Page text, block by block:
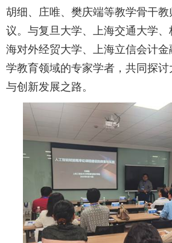
胡细、庄唯、樊庆端等教学骨干
议。与复旦大学、上海交通大学
海对外经贸大学、上海立信会计
学教育领域的专家学者，共同探
与创新发展之路。